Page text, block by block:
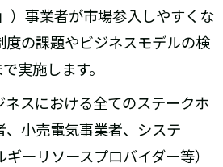
）事業者が市場参入しやすくな
度の課題やビジネスモデルの検
実施します。
スにおける全てのステークホ
小売電気事業者、システ
ーリソースプロバイダー等）